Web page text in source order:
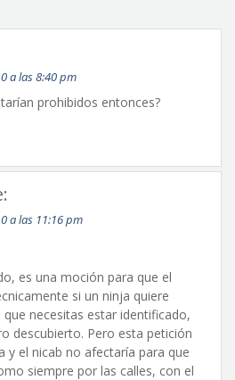
a las 8:40 pm
prohibidos entonces?
a las 11:16 pm
es una moción para que el
si un ninja quiere
necesitas estar identificado,
descubierto. Pero esta petición
y el nicab no afectaría para que
siempre por las calles, con el